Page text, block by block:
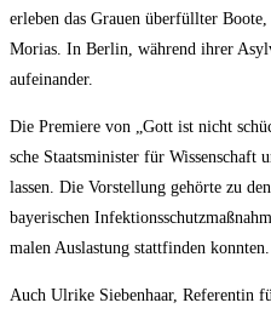
erle­ben das Grau­en über­füll­ter
Mori­as. In Ber­lin, wäh­rend ihrer
aufeinander.
Die Pre­mie­re von „Gott ist nicht
sche Staats­mi­nis­ter für Wis­sen­schaft
las­sen. Die Vor­stel­lung gehör­te zu
baye­ri­schen
ma­len Aus­las­tung statt­fin­den konnten.
Auch Ulri­ke Sie­ben­haar, Refe­ren­tin